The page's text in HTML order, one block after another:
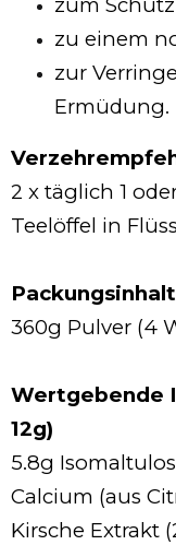
zum
zu einem
zur
Ermüdung.
2 x täglich 1
Teelöffel in
Packungsinhalt
360g Pulver (4
Wertgebende
12g)
5.8g
Calcium (aus
Kirsche Extrakt